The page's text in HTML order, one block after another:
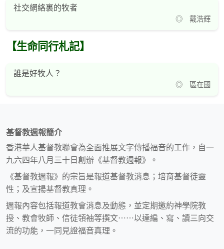
社交網絡裏的牧者
◎ 戴浩輝
【生命同行札記】
誰是好牧人？
◎ 區在國
基督教週報簡介
香港華人基督教聯會為全面推展文字傳播福音的工作，自一
九六四年八月三十日創辦《基督教週報》。
《基督教週報》的宗旨是報道基督教消息；培育基督徒靈
性；及宣揚基督教真理。
週報內容包括報道教會消息及動態，並定期邀約神學院教
授、教會牧師、信徒領袖等撰文⋯⋯以達編、寫、讀三向交
流的功能，一同見證福音真理。